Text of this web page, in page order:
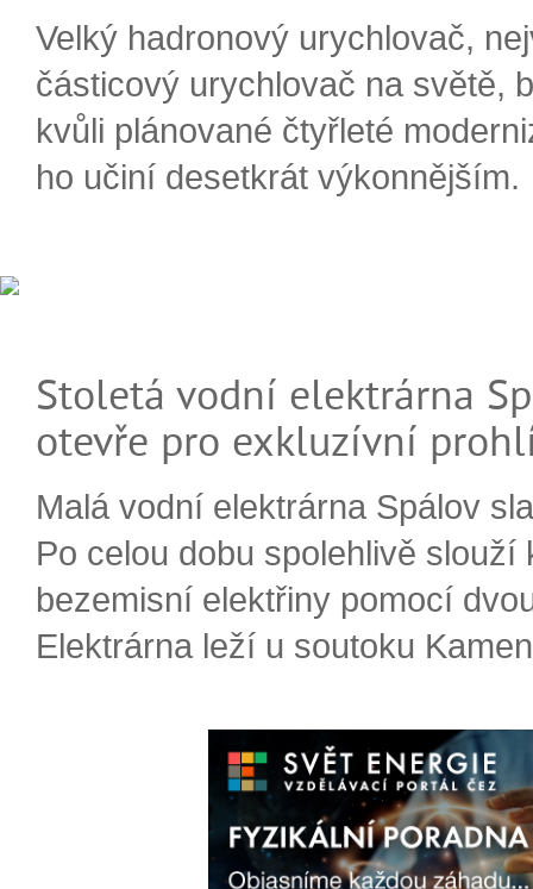
Velký hadronový urychlovač,
částicový urychlovač na světě,
kvůli plánované čtyřleté
ho učiní desetkrát výkonnějším.
Stoletá vodní elektrárna
otevře pro exkluzívní
Malá vodní elektrárna Spálov
Po celou dobu spolehlivě slouží
bezemisní elektřiny pomocí
Elektrárna leží u soutoku